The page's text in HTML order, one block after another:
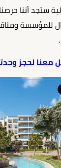
ستجد أننا
للمؤسسة
معنا لحجز